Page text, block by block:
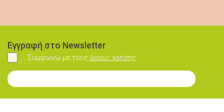
Εγγραφή στο Newsletter
Συμφωνώ
Συμφωνώ με τους όρους χρήσης
Εγγραφή στο Newsletter